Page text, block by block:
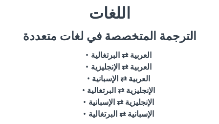
اللغات
الترجمة المتخصصة في لغات متعددة
العربية ⇄ البرتغالية
العربية ⇄ الإنجليزية
العربية ⇄ الإسبانية
الإنجليزية ⇄ البرتغالية
الإنجليزية ⇄ الإسبانية
الإسبانية ⇄ البرتغالية